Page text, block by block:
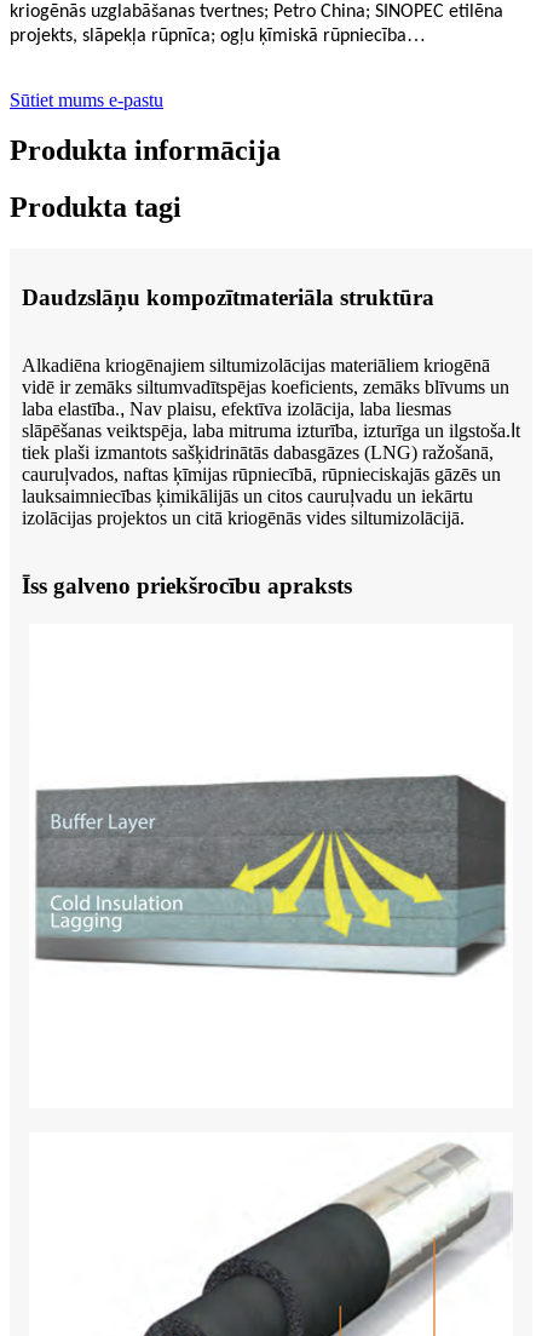
kriogēnās uzglabāšanas tvertnes; Petro China; SINOPEC etilēna
projekts, slāpekļa rūpnīca; ogļu ķīmiskā rūpniecība…
Sūtiet mums e-pastu
Produkta informācija
Produkta tagi
Daudzslāņu kompozītmateriāla struktūra
Alkadiēna kriogēnajiem siltumizolācijas materiāliem kriogēnā
vidē ir zemāks siltumvadītspējas koeficients, zemāks blīvums un
laba elastība., Nav plaisu, efektīva izolācija, laba liesmas
slāpēšanas veiktspēja, laba mitruma izturība, izturīga un ilgstoša. t
tiek plaši izmantots sašķidrinātās dabasgāzes (LNG) ražošanā,
cauruļvados, naftas ķīmijas rūpniecībā, rūpnieciskajās gāzēs un
lauksaimniecības ķimikālijās un citos cauruļvadu un iekārtu
izolācijas projektos un citā kriogēnās vides siltumizolācijā.
Īss galveno priekšrocību apraksts